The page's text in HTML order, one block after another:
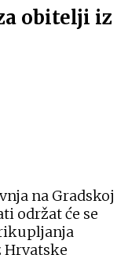
obitelji iz
na Gradskoj
održat će se
Hrvatske